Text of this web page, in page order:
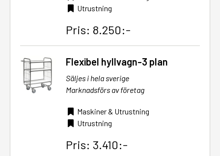
Utrustning
Pris: 8.250:-
Flexibel hyllvagn-3 plan
Säljes i hela sverige
Marknadsförs av företag
Maskiner & Utrustning
Utrustning
Pris: 3.410:-